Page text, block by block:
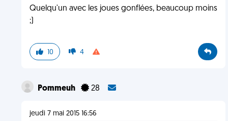
Quelqu'un avec les joues gonflées, beaucoup moins
;)
10 4
Pommeuh 28
jeudi 7 mai 2015 16:56